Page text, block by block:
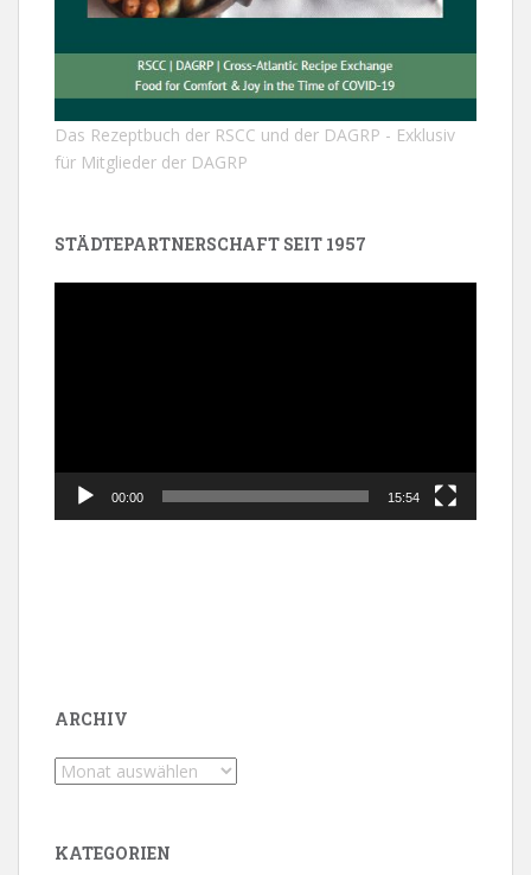
Das Rezeptbuch der RSCC und der DAGRP - Exklusiv
für Mitglieder der DAGRP
STÄDTEPARTNERSCHAFT SEIT 1957
00:00 15:54
ARCHIV
Archiv
KATEGORIEN